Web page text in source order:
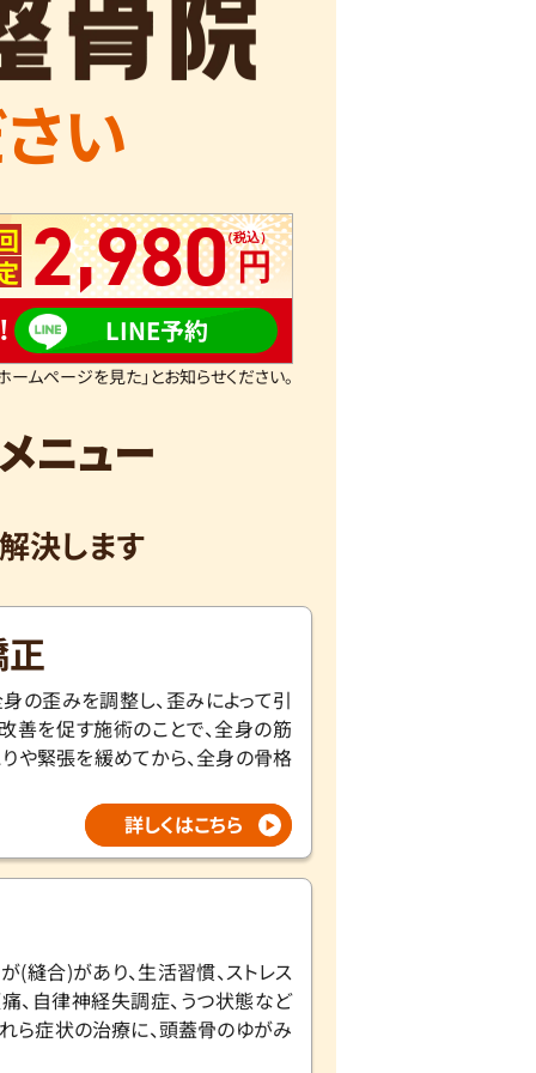
い
2,980
LINE予約
ームページを見た」とお知らせください。
ニュー
決します
の歪みを調整し、歪みによって引
善を促す施術のことで、全身の筋
や緊張を緩めてから、全身の骨格
詳しくはこちら
(縫合)があり、生活習慣、ストレス
、自律神経失調症、うつ状態など
ら症状の治療に、頭蓋骨のゆがみ